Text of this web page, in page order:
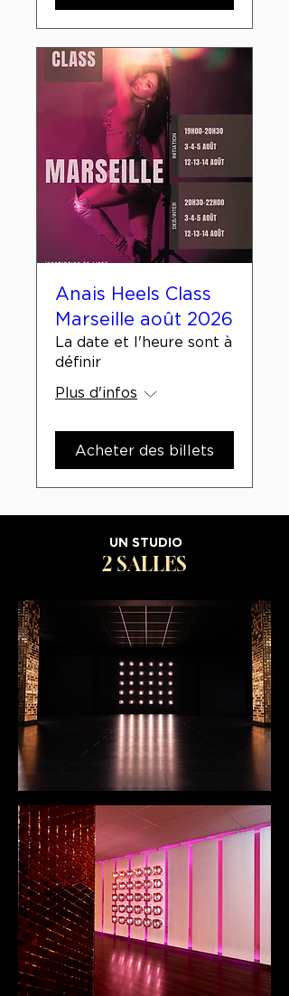
Anais Heels Class
Marseille août 2026
La date et l'heure sont à
définir
Plus d'infos
Acheter des billets
UN STUDIO
2 SALLES